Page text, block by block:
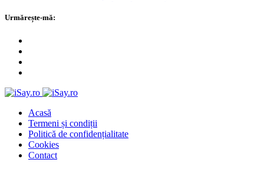
Urmărește-mă:
Acasă
Termeni și condiții
Politică de confidențialitate
Cookies
Contact